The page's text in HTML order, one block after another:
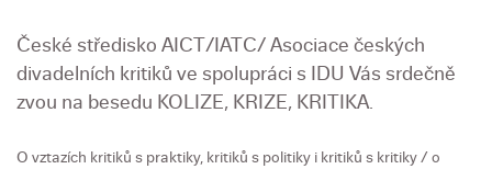
České středisko AICT/IATC/ Asociace českých
divadelních kritiků ve spolupráci s IDU Vás srdečně
zvou na besedu KOLIZE, KRIZE, KRITIKA.
O vztazích kritiků s praktiky, kritiků s politiky i kritiků s kritiky / o